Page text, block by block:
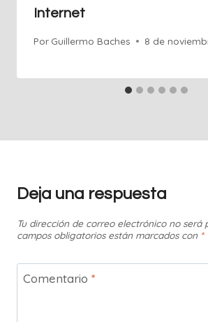
Internet
Por Guillermo Baches 8 de
Deja una respuesta
Tu dirección de correo electrónico no será
campos obligatorios están marcados con *
Comentario *